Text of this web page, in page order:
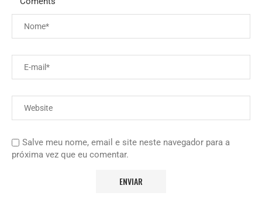
Salve meu nome, email e site neste navegador para a
próxima vez que eu comentar.